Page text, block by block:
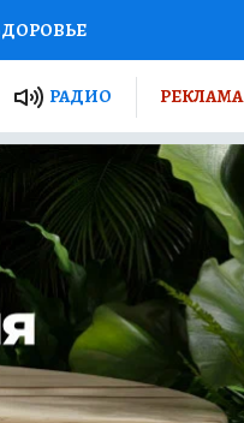
ПУТЕВОДИТЕЛЬ
ТУРИЗМ
ВСЕ О КП
РАДИО РЕКЛАМА